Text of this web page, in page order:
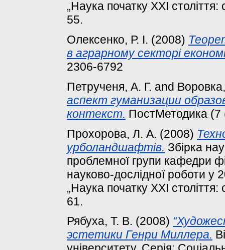
„Наука початку XXI
55.
Олексенко, Р. І. (2008)
в аграрному секторі
2306-6792
Петрученя, А. Г. and
аспект гуманизации
контекст. ПостМетодика (7
Прохорова, Л. А. (2008)
урболандшафтів. Збірка
проблемної групи кафедри
науково-дослідної роботи у
„Наука початку XXI
61.
Рябуха, Т. В. (2008)
эстетики Генри Миллера.